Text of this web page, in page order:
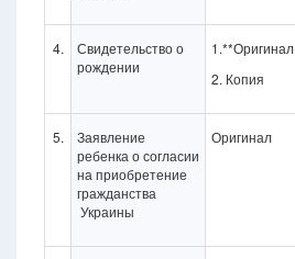
4.
Свидетельство о
рождении
1.**Оригинал
2. Копия
5.
Заявление
ребенка о согласии
на приобретение
гражданства
Украины
Оригинал